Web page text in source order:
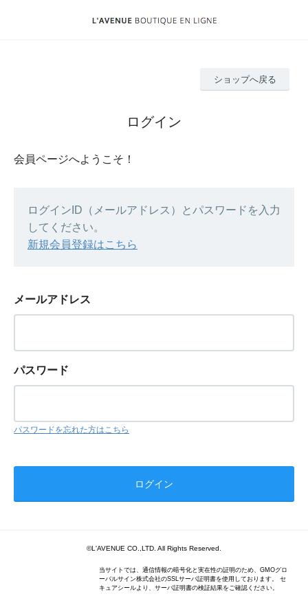
ショップへ戻る
ログイン
会員ページへようこそ！
ログインID（メールアドレス）とパスワードを入力
してください。
新規会員登録はこちら
メールアドレス
パスワード
パスワードを忘れた方はこちら
©L'AVENUE CO.,LTD. All Rights Reserved.
当サイトでは、通信情報の暗号化と実在性の証明のため、GMOグロ
ーバルサイン株式会社のSSLサーバ証明書を使用しております。 セ
キュアシールより、サーバ証明書の検証結果をご確認ください。